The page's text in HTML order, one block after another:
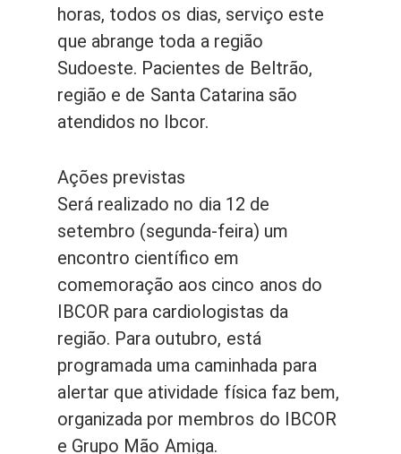
horas, todos os dias, serviço este
que abrange toda a região
Sudoeste. Pacientes de Beltrão,
região e de Santa Catarina são
atendidos no Ibcor.
Ações previstas
Será realizado no dia 12 de
setembro (segunda-feira) um
encontro científico em
comemoração aos cinco anos do
IBCOR para cardiologistas da
região. Para outubro, está
programada uma caminhada para
alertar que atividade física faz bem,
organizada por membros do IBCOR
e Grupo Mão Amiga.